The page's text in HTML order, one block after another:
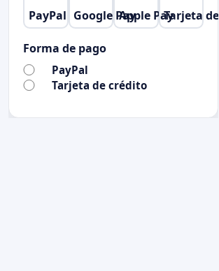
PayPal Google PayApple PayTarjeta
Forma de pago
PayPal
Tarjeta de crédito